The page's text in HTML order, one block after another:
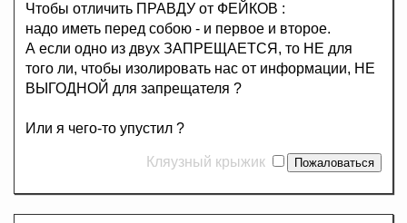
Чтобы отличить ПРАВДУ от ФЕЙКОВ :
надо иметь перед собою - и первое и второе.
А если одно из двух ЗАПРЕЩАЕТСЯ, то НЕ для
того ли, чтобы изолировать нас от информации, НЕ
ВЫГОДНОЙ для запрещателя ?
Или я чего-то упустил ?
Кляузный крыжик